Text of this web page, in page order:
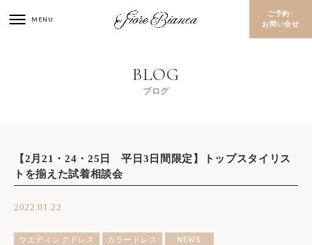
ご予約･
お問い合せ
ブログ
【2月21・24・25日 平日3日間限定】トップスタイリス
トを揃えた試着相談会
2022.01.22
ウエディングドレス カラードレス NEWS